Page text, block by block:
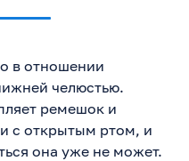
в отношении
челюстью.
ремешок и
с открытым ртом, и
она уже не может.